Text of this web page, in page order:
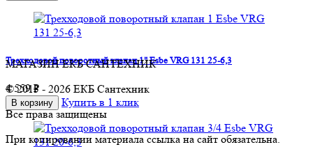
Трехходовой поворотный клапан 1" Esbe VRG 131 25-6,3
4 559 ₽
В корзину Купить в 1 клик
МАГАЗИН ЕКБ САНТЕХНИК
© 2013 - 2026 ЕКБ Сантехник
Все права защищены
При копировании материала ссылка на сайт обязательна.